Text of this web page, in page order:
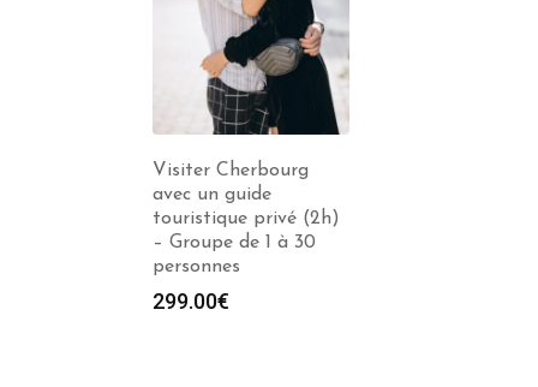
Visiter Cherbourg
avec un guide
touristique privé (2h)
– Groupe de 1 à 30
personnes
299.00€